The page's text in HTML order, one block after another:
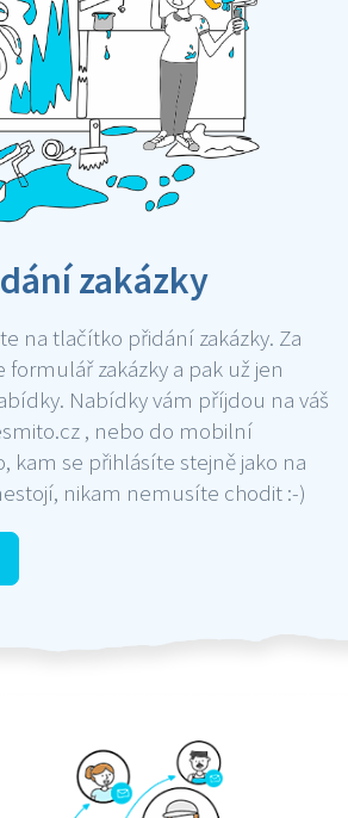
zakázky
na tlačítko přidání zakázky. Za
zakázky a pak už jen
Nabídky vám příjdou na váš
, nebo do mobilní
kam se přihlásíte stejně jako na
nikam nemusíte chodit :-)